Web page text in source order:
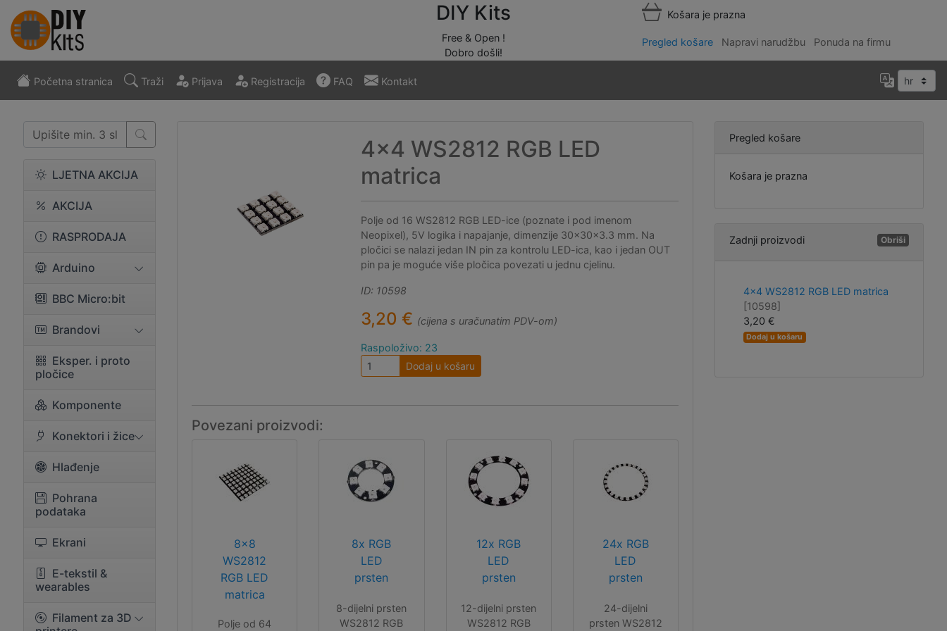
DIY Kits
Free & Open !
Dobro došli!
Košara je prazna
Pregled košare Napravi narudžbu Ponuda na firmu
Početna stranica Traži Prijava Registracija FAQ Kontakt
LJETNA AKCIJA
AKCIJA
RASPRODAJA
Arduino
BBC Micro:bit
Brandovi
Eksper. i proto
pločice
Komponente
Konektori i žice
Hlađenje
Pohrana
podataka
Ekrani
E-tekstil &
wearables
Filament za 3D
4x4 WS2812 RGB LED
matrica
Polje od 16 WS2812 RGB LED-ice (poznate i pod imenom
Neopixel), 5V logika i napajanje, dimenzije 30x30x3.3 mm. Na
pločici se nalazi jedan IN pin za kontrolu LED-ica, kao i jedan OUT
pin pa je moguće više pločica povezati u jednu cjelinu.
ID: 10598
3,20 € (cijena s uračunatim PDV-om)
Raspoloživo: 23
Dodaj u košaru
Povezani proizvodi:
8x8
WS2812
RGB LED
matrica
Polje od 64
8x RGB
LED
prsten
8-dijelni prsten
WS2812 RGB
12x RGB
LED
prsten
12-dijelni prsten
WS2812 RGB
24x RGB
LED
prsten
24-dijelni
prsten WS2812
Pregled košare
Košara je prazna
Zadnji proizvodi Obriši
4x4 WS2812 RGB LED matrica
[10598]
3,20 €
Dodaj u košaru